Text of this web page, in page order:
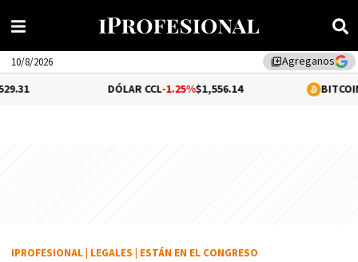
library_addAgreganos
10/8/2026
-1.25%$1,556.14 0.28%
IPROFESIONAL LEGALES ESTÁN EN EL CONGRESO